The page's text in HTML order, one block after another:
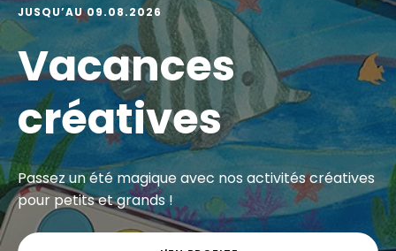
JUSQU’AU 09.08.2026
Vacances
créatives
Passez un été magique avec nos activités créatives
pour petits et grands !